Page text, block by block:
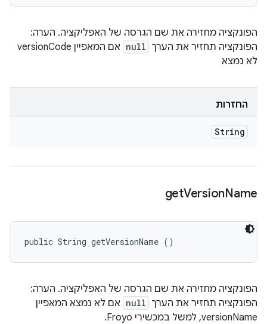
הפונקציה מחזירה את שם הגרסה של האפליקציה. הערה:
הפונקציה תחזיר את הערך null
אם המאפיין versionCode
לא נמצא
החזרות
String
getVersionName
public String getVersionName ()
הפונקציה מחזירה את שם הגרסה של האפליקציה. הערה:
הפונקציה תחזיר את הערך null אם לא נמצא המאפיין
versionName, למשל במכשירי Froyo.